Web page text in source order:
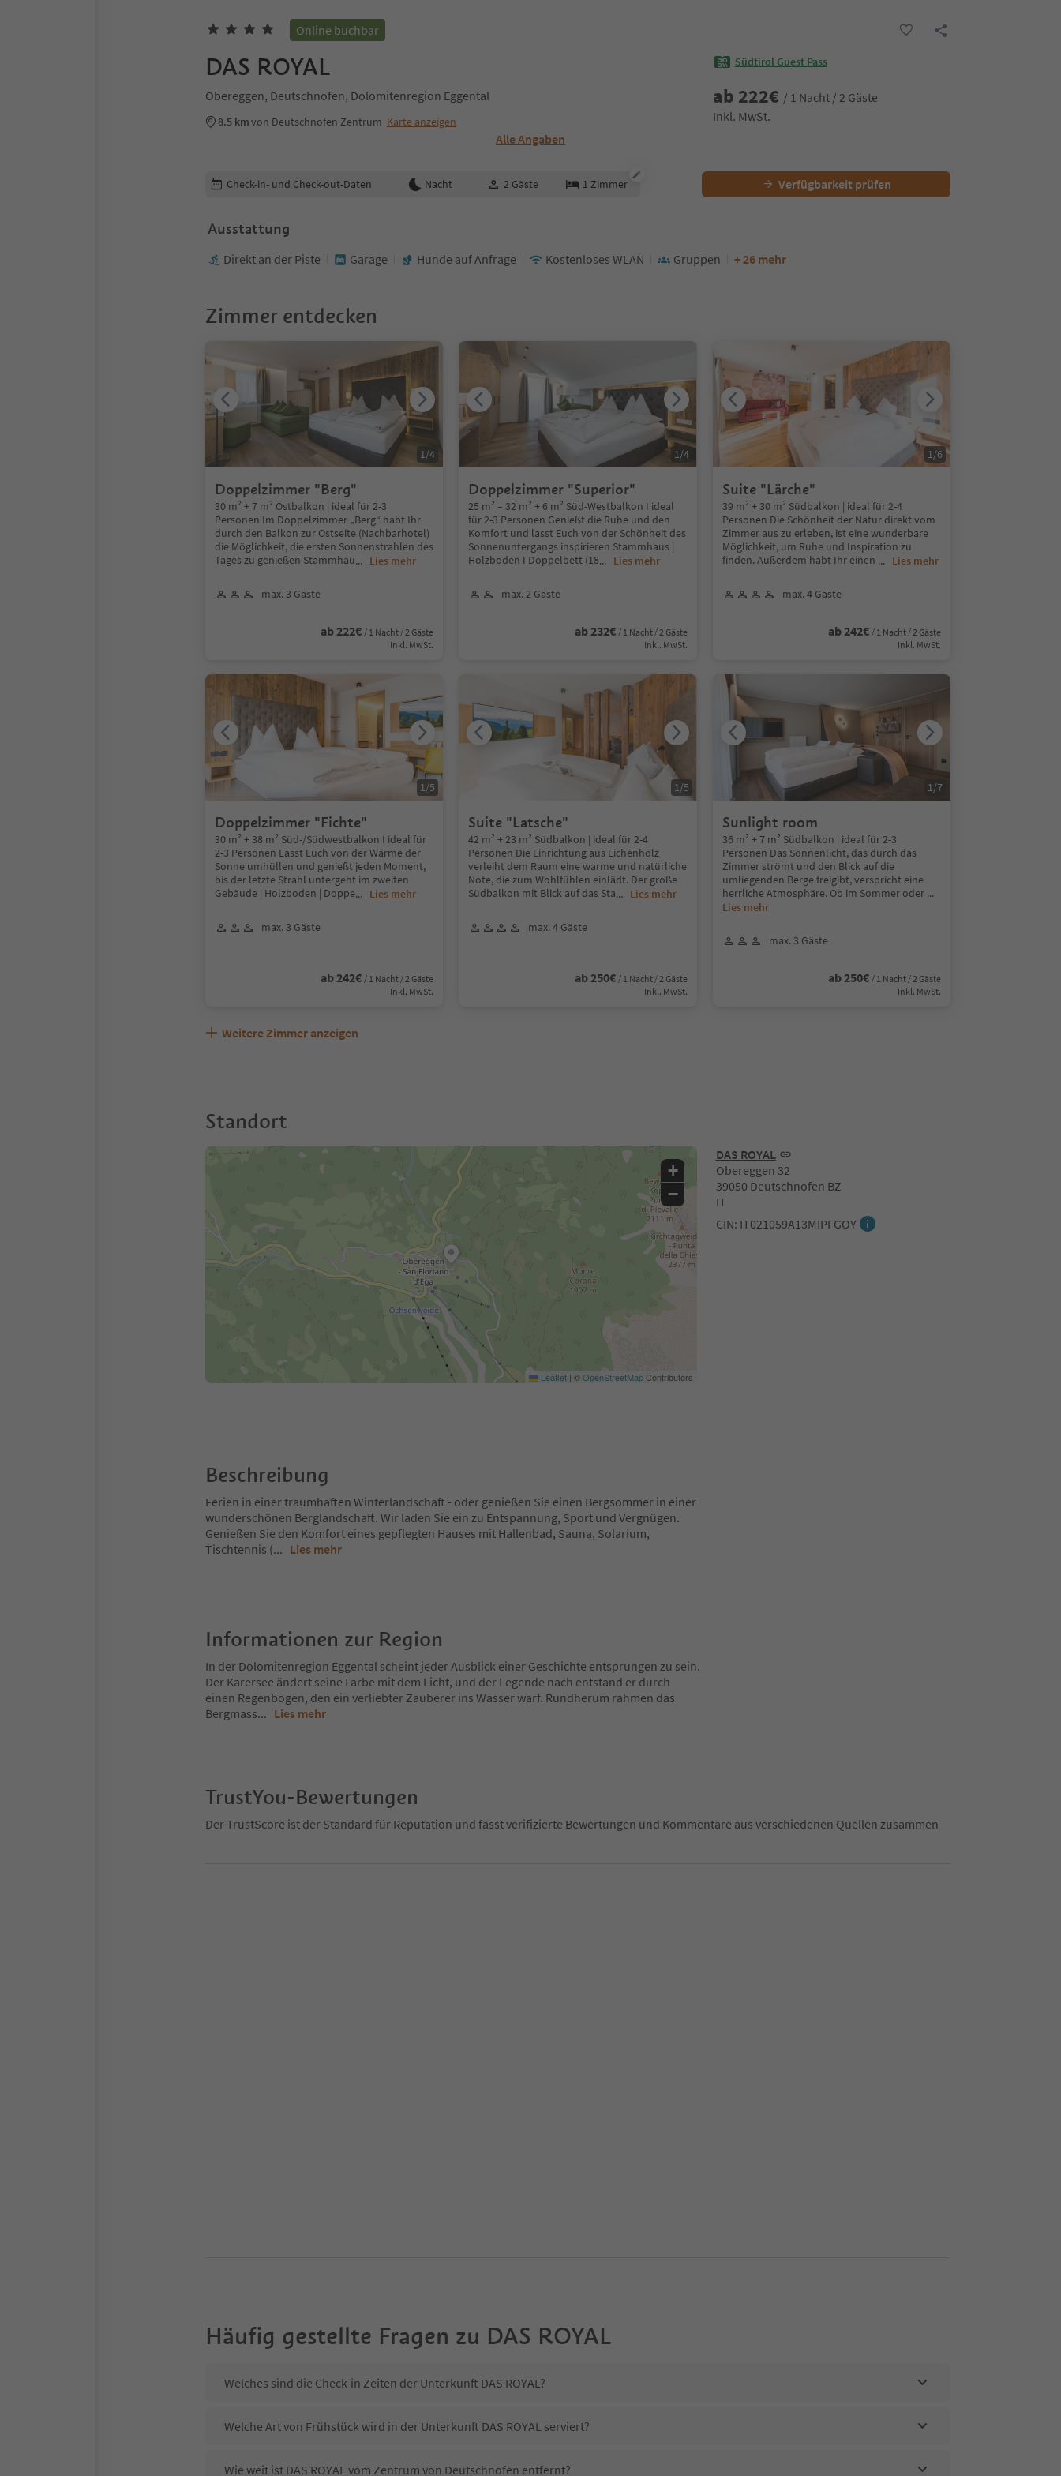
Online buchbar
DAS ROYAL
Obereggen, Deutschnofen, Dolomitenregion Eggental
8.5 kmvon Deutschnofen Zentrum Karte anzeigen
Alle Angaben
Südtirol Guest Pass
ab 222€ / 1 Nacht / 2 Gäste
Inkl. MwSt.
Buchungsdetails bearbeiten
Check-in- und Check-out-Daten Nacht 2 Gäste 1 Zimmer Verfügbarkeit prüfen
Ausstattung
Direkt an der Piste Garage Hunde auf Anfrage Kostenloses WLAN Gruppen + 26 mehr
Zimmer entdecken
Doppelzimmer "Berg"
30 m² + 7 m² Ostbalkon | ideal für 2-3
Personen Im Doppelzimmer „Berg“ habt Ihr
durch den Balkon zur Ostseite (Nachbarhotel)
die Möglichkeit, die ersten Sonnenstrahlen des
Tages zu genießen Stammhau... Lies mehr
max. 3 Gäste
ab 222€ / 1 Nacht / 2 Gäste
Inkl. MwSt.
1/4
Doppelzimmer "Superior"
25 m² – 32 m² + 6 m² Süd-Westbalkon I ideal
für 2-3 Personen Genießt die Ruhe und den
Komfort und lasst Euch von der Schönheit des
Sonnenuntergangs inspirieren Stammhaus |
Holzboden I Doppelbett (18... Lies mehr
max. 2 Gäste
ab 232€ / 1 Nacht / 2 Gäste
Inkl. MwSt.
1/4
Suite "Lärche"
39 m² + 30 m² Südbalkon | ideal für 2-4
Personen Die Schönheit der Natur direkt vom
Zimmer aus zu erleben, ist eine wunderbare
Möglichkeit, um Ruhe und Inspiration zu
finden. Außerdem habt Ihr einen ... Lies mehr
max. 4 Gäste
ab 242€ / 1 Nacht / 2 Gäste
Inkl. MwSt.
1/6
Doppelzimmer "Fichte"
30 m² + 38 m² Süd-/Südwestbalkon I ideal für
2-3 Personen Lasst Euch von der Wärme der
Sonne umhüllen und genießt jeden Moment,
bis der letzte Strahl untergeht im zweiten
Gebäude | Holzboden | Doppe... Lies mehr
max. 3 Gäste
ab 242€ / 1 Nacht / 2 Gäste
Inkl. MwSt.
1/5
Suite "Latsche"
42 m² + 23 m² Südbalkon | ideal für 2-4
Personen Die Einrichtung aus Eichenholz
verleiht dem Raum eine warme und natürliche
Note, die zum Wohlfühlen einlädt. Der große
Südbalkon mit Blick auf das Sta... Lies mehr
max. 4 Gäste
ab 250€ / 1 Nacht / 2 Gäste
Inkl. MwSt.
1/5
Sunlight room
36 m² + 7 m² Südbalkon | ideal für 2-3
Personen Das Sonnenlicht, das durch das
Zimmer strömt und den Blick auf die
umliegenden Berge freigibt, verspricht eine
herrliche Atmosphäre. Ob im Sommer oder ...
Lies mehr
max. 3 Gäste
ab 250€ / 1 Nacht / 2 Gäste
Inkl. MwSt.
1/7
Weitere Zimmer anzeigen
Standort
DAS ROYAL
Obereggen 32
39050 Deutschnofen BZ
IT
CIN: IT021059A13MIPFGOY
+
−
Leaflet | ©OpenStreetMapContributors
Beschreibung
Ferien in einer traumhaften Winterlandschaft - oder genießen Sie einen Bergsommer in einer
wunderschönen Berglandschaft. Wir laden Sie ein zu Entspannung, Sport und Vergnügen.
Genießen Sie den Komfort eines gepflegten Hauses mit Hallenbad, Sauna, Solarium,
Tischtennis (... Lies mehr
Informationen zur Region
In der Dolomitenregion Eggental scheint jeder Ausblick einer Geschichte entsprungen zu sein.
Der Karersee ändert seine Farbe mit dem Licht, und der Legende nach entstand er durch
einen Regenbogen, den ein verliebter Zauberer ins Wasser warf. Rundherum rahmen das
Bergmass... Lies mehr
TrustYou-Bewertungen
Der TrustScore ist der Standard für Reputation und fasst verifizierte Bewertungen und Kommentare aus verschiedenen Quellen zusammen
Häufig gestellte Fragen zu DAS ROYAL
Welches sind die Check-in Zeiten der Unterkunft DAS ROYAL?
Welche Art von Frühstück wird in der Unterkunft DAS ROYAL serviert?
Wie weit ist DAS ROYAL vom Zentrum von Deutschnofen entfernt?